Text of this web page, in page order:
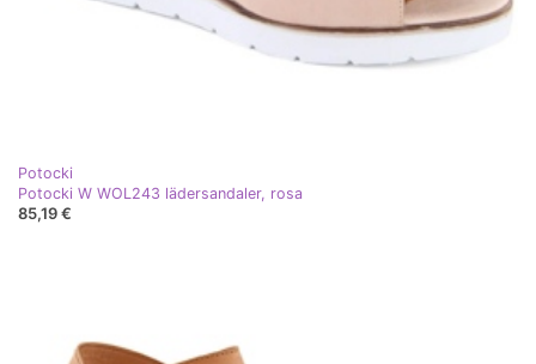
Potocki
Potocki W WOL243 lädersandaler, rosa
85,19 €